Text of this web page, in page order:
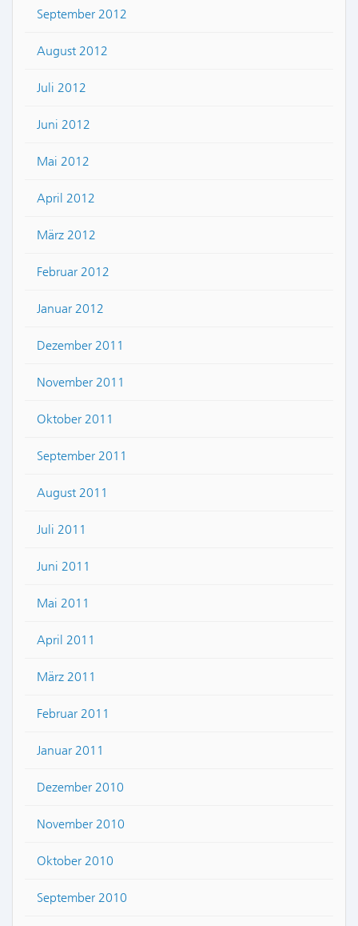
September 2012
August 2012
Juli 2012
Juni 2012
Mai 2012
April 2012
März 2012
Februar 2012
Januar 2012
Dezember 2011
November 2011
Oktober 2011
September 2011
August 2011
Juli 2011
Juni 2011
Mai 2011
April 2011
März 2011
Februar 2011
Januar 2011
Dezember 2010
November 2010
Oktober 2010
September 2010